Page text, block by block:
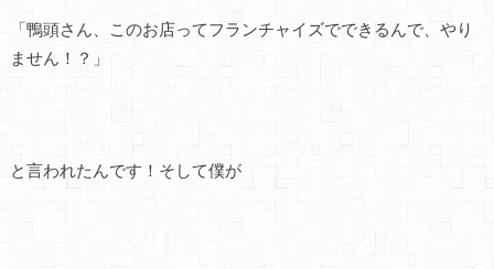
「鴨頭さん、このお店ってフランチャイズでできるんで、やり
ません！？」
と言われたんです！そして僕が